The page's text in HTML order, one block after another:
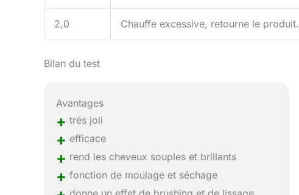
2,0 Chauffe excessive, retourne le produit.
Bilan du test
Avantages
+ très joli
+ efficace
+ rend les cheveux souples et brillants
+ fonction de moulage et séchage